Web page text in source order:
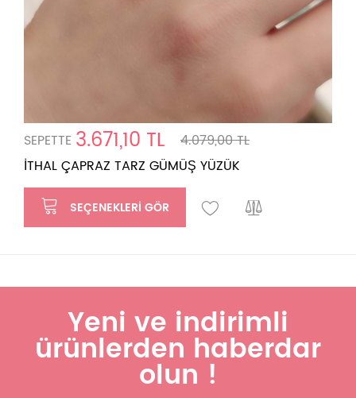
SEPETTE 3.671,10 TL
4.079,00 TL
İTHAL ÇAPRAZ TARZ GÜMÜŞ YÜZÜK
SEÇENEKLERI GÖR
Yeni ve indirimli
ürünlerden haberdar
olun !